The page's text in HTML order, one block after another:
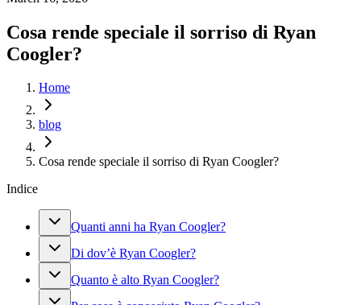
Cosa rende speciale il sorriso di Ryan
Coogler?
Home
blog
Cosa rende speciale il sorriso di Ryan Coogler?
Indice
Quanti anni ha Ryan Coogler?
Di dov’è Ryan Coogler?
Quanto è alto Ryan Coogler?